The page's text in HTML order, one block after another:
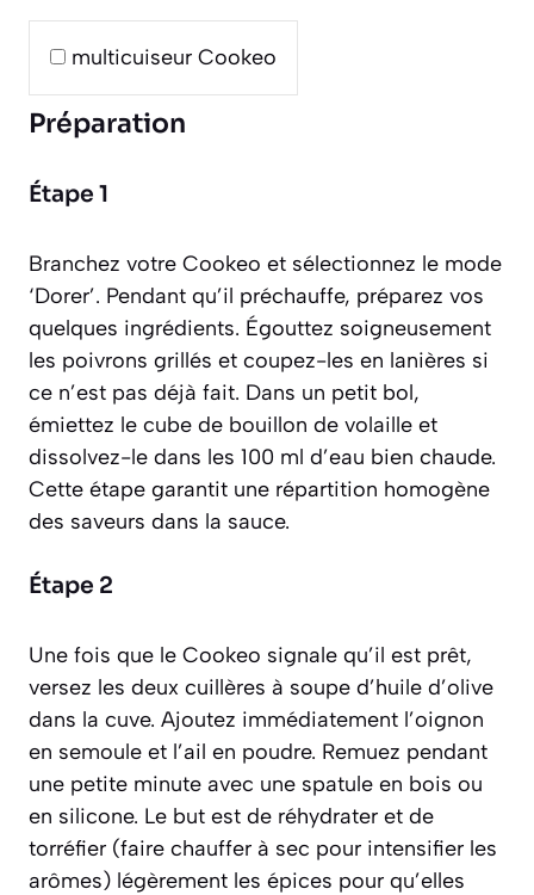
multicuiseur Cookeo
Préparation
Étape 1
Branchez votre Cookeo et sélectionnez le mode
‘Dorer’. Pendant qu’il préchauffe, préparez vos
quelques ingrédients. Égouttez soigneusement
les poivrons grillés et coupez-les en lanières si
ce n’est pas déjà fait. Dans un petit bol,
émiettez le cube de bouillon de volaille et
dissolvez-le dans les 100 ml d’eau bien chaude.
Cette étape garantit une répartition homogène
des saveurs dans la sauce.
Étape 2
Une fois que le Cookeo signale qu’il est prêt,
versez les deux cuillères à soupe d’huile d’olive
dans la cuve. Ajoutez immédiatement l’oignon
en semoule et l’ail en poudre. Remuez pendant
une petite minute avec une spatule en bois ou
en silicone. Le but est de réhydrater et de
torréfier (faire chauffer à sec pour intensifier les
arômes) légèrement les épices pour qu’elles